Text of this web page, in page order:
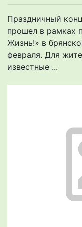
Праздничный
прошел в рамках
Жизнь!» в
февраля. Для
известные ...